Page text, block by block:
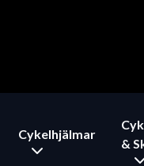
Cykelhjälmar
&